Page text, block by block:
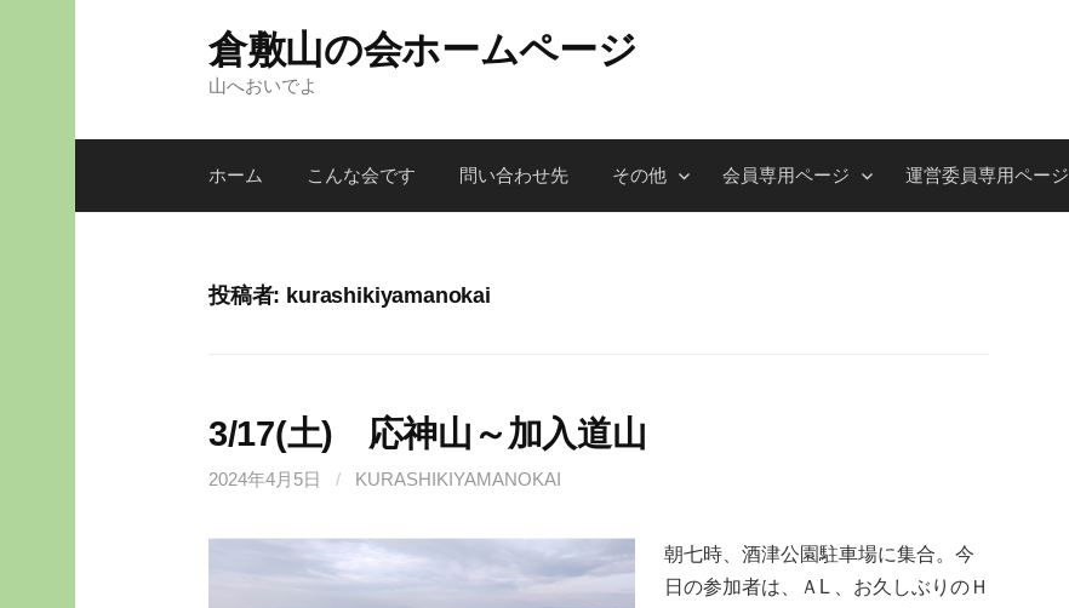
倉敷山の会ホームページ
山へおいでよ
ホーム こんな会です 問い合わせ先 その他 会員専用ページ 運営委員専用ページ
投稿者: kurashikiyamanokai
3/17(土) 応神山～加入道山
2024年4月5日 / KURASHIKIYAMANOKAI
朝七時、酒津公園駐車場に集合。今
日の参加者は、ＡL 、お久しぶりのＨ